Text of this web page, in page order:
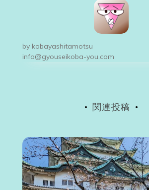
ー
シ
by kobayashitamotsu
info@gyouseikoba-you.com
関連投稿